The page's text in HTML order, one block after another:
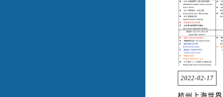
2022-02-17